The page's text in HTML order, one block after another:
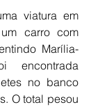
viatura em
carro com
Marília-
encontrada
no banco
O total pesou